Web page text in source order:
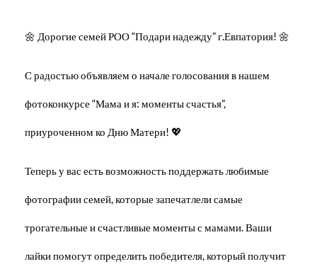
🌼 Дорогие семей РОО “Подари надежду” г.Евпатория! 🌼
С радостью объявляем о начале голосования в нашем
фотоконкурсе “Мама и я: моменты счастья”,
приуроченном ко Дню Матери! 💖
Теперь у вас есть возможность поддержать любимые
фотографии семей, которые запечатлели самые
трогательные и счастливые моменты с мамами. Ваши
лайки помогут определить победителя, который получит